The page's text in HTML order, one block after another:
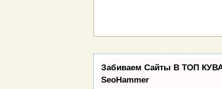
Забиваем Сайты В ТОП
SeoHammer